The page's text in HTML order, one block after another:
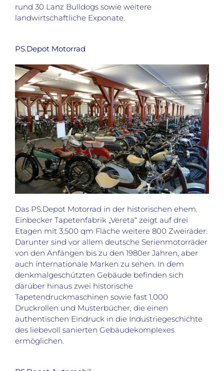
rund 30 Lanz Bulldogs sowie weitere
landwirtschaftliche Exponate.
PS.Depot Motorrad
Das PS.Depot Motorrad in der historischen ehem.
Einbecker Tapetenfabrik „Vereta“ zeigt auf drei
Etagen mit 3.500 qm Fläche weitere 800 Zweiräder.
Darunter sind vor allem deutsche Serienmotorräder
von den Anfängen bis zu den 1980er Jahren, aber
auch internationale Marken zu sehen. In dem
denkmalgeschützten Gebäude befinden sich
darüber hinaus zwei historische
Tapetendruckmaschinen sowie fast 1.000
Druckrollen und Musterbücher, die einen
authentischen Eindruck in die Industriegeschichte
des liebevoll sanierten Gebäudekomplexes
ermöglichen.